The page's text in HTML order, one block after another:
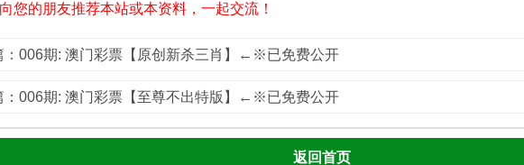
您的朋友推荐本站或本资料，一起交流！
：006期: 澳门彩票【原创新杀三肖】←※已免费公开
：006期: 澳门彩票【至尊不出特版】←※已免费公开
返回首页